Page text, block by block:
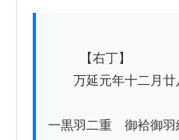
万延元年十二月廿
一黒羽二重　御袷御羽